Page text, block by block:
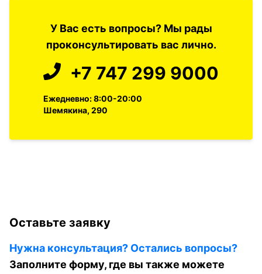
У Вас есть вопросы? Мы рады
проконсультировать вас лично.
+7 747 299 9000
Ежедневно: 8:00-20:00
Шемякина, 290
Оставьте заявку
Нужна консультация? Остались вопросы?
Заполните форму, где вы также можете